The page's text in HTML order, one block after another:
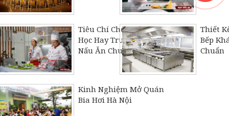
Tiêu Chí Chọn Lớp, Khoá
Học Hay Trường Dạy
Nấu Ăn Chuyên Nghiệp
Thiết
Bếp
Chuẩn
Kinh Nghiệm Mở Quán
Bia Hơi Hà Nội